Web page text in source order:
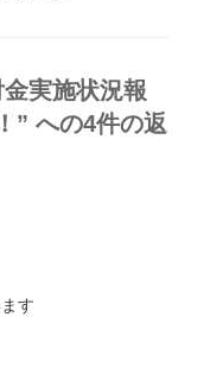
実施状況報
” への4件の返
す